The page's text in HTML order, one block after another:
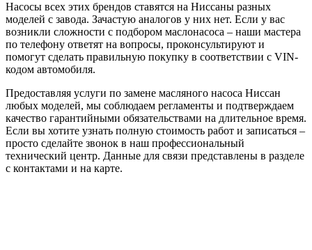
Насосы всех этих брендов ставятся на Ниссаны разных
моделей с завода. Зачастую аналогов у них нет. Если у вас
возникли сложности с подбором маслонасоса – наши мастера
по телефону ответят на вопросы, проконсультируют и
помогут сделать правильную покупку в соответствии с VIN-
кодом автомобиля.
Предоставляя услуги по замене масляного насоса Ниссан
любых моделей, мы соблюдаем регламенты и подтверждаем
качество гарантийными обязательствами на длительное время.
Если вы хотите узнать полную стоимость работ и записаться –
просто сделайте звонок в наш профессиональный
технический центр. Данные для связи представлены в разделе
с контактами и на карте.